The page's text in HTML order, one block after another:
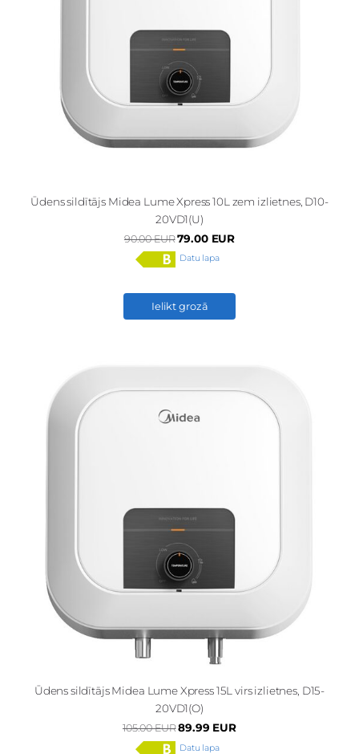
Ūdens sildītājs Midea Lume Xpress 10L zem izlietnes, D10-
20VD1(U)
90.00 EUR79.00 EUR
Datu lapa
Ielikt grozā
Ūdens sildītājs Midea Lume Xpress 15L virs izlietnes, D15-
20VD1(O)
105.00 EUR89.99 EUR
Datu lapa